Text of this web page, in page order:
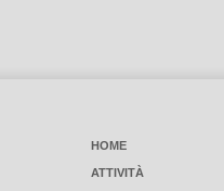
HOME
ATTIVITÀ